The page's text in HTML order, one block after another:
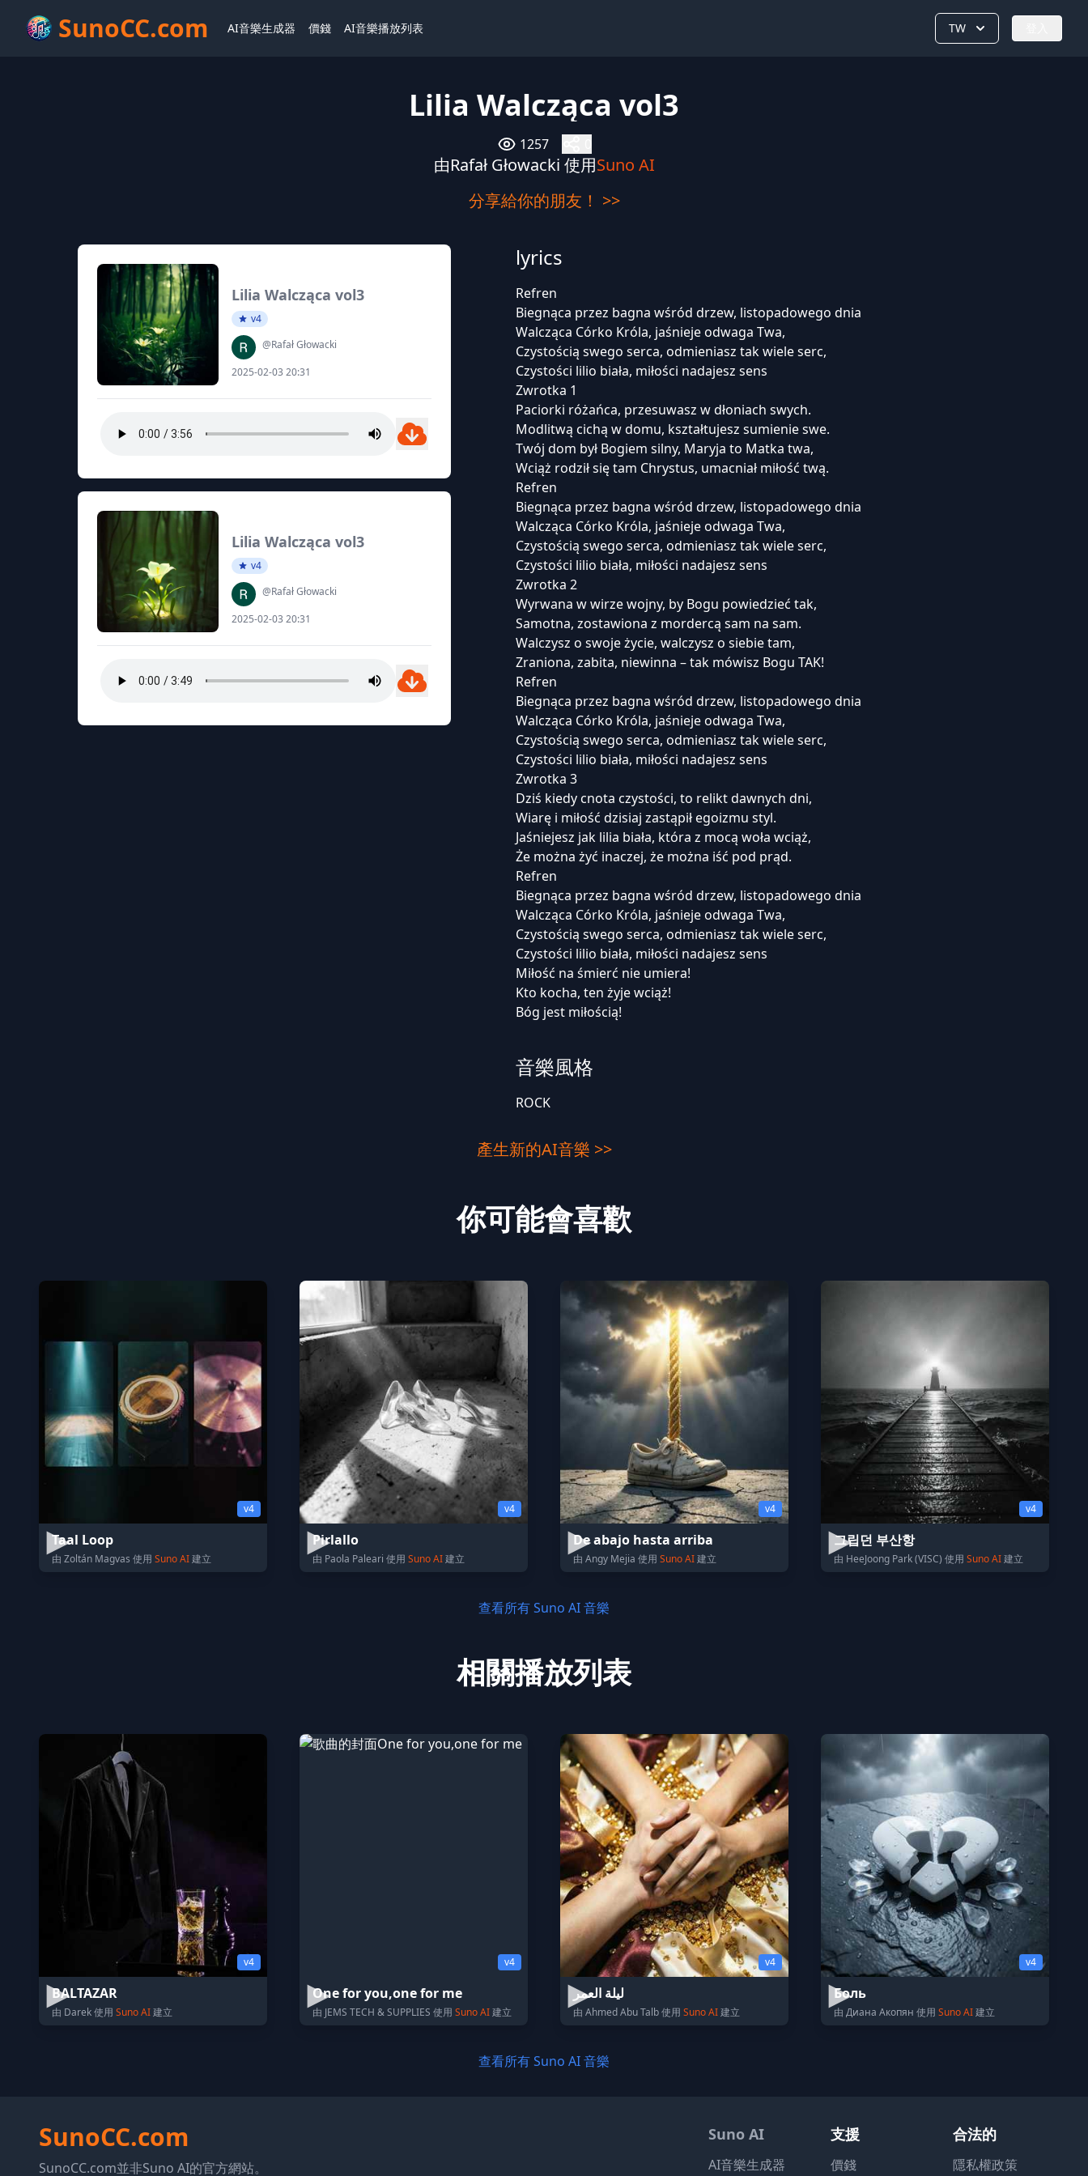
SunoCC.com AI音樂生成器 價錢 AI音樂播放列表 TW
Lilia Walcząca vol3
1257
由Rafał Głowacki 使用Suno AI
分享給你的朋友！ >>
Lilia Walcząca vol3
v4
@Rafał Głowacki
2025-02-03 20:31
Lilia Walcząca vol3
v4
@Rafał Głowacki
2025-02-03 20:31
lyrics
Refren
Biegnąca przez bagna wśród drzew, listopadowego dnia
Walcząca Córko Króla, jaśnieje odwaga Twa,
Czystością swego serca, odmieniasz tak wiele serc,
Czystości lilio biała, miłości nadajesz sens
Zwrotka 1
Paciorki różańca, przesuwasz w dłoniach swych.
Modlitwą cichą w domu, kształtujesz sumienie swe.
Twój dom był Bogiem silny, Maryja to Matka twa,
Wciąż rodził się tam Chrystus, umacniał miłość twą.
Refren
Biegnąca przez bagna wśród drzew, listopadowego dnia
Walcząca Córko Króla, jaśnieje odwaga Twa,
Czystością swego serca, odmieniasz tak wiele serc,
Czystości lilio biała, miłości nadajesz sens
Zwrotka 2
Wyrwana w wirze wojny, by Bogu powiedzieć tak,
Samotna, zostawiona z mordercą sam na sam.
Walczysz o swoje życie, walczysz o siebie tam,
Zraniona, zabita, niewinna – tak mówisz Bogu TAK!
Refren
Biegnąca przez bagna wśród drzew, listopadowego dnia
Walcząca Córko Króla, jaśnieje odwaga Twa,
Czystością swego serca, odmieniasz tak wiele serc,
Czystości lilio biała, miłości nadajesz sens
Zwrotka 3
Dziś kiedy cnota czystości, to relikt dawnych dni,
Wiarę i miłość dzisiaj zastąpił egoizmu styl.
Jaśniejesz jak lilia biała, która z mocą woła wciąż,
Że można żyć inaczej, że można iść pod prąd.
Refren
Biegnąca przez bagna wśród drzew, listopadowego dnia
Walcząca Córko Króla, jaśnieje odwaga Twa,
Czystością swego serca, odmieniasz tak wiele serc,
Czystości lilio biała, miłości nadajesz sens
Miłość na śmierć nie umiera!
Kto kocha, ten żyje wciąż!
Bóg jest miłością!
音樂風格
ROCK
產生新的AI音樂 >>
你可能會喜歡
v4
Taal Loop
由 Zoltán Magvas 使用 Suno AI建立
v4
Pirlallo
由 Paola Paleari 使用 Suno AI建立
v4
De abajo hasta arriba
由 Angy Mejia 使用 Suno AI建立
v4
그립던 부산항
由 HeeJoong Park (VISC) 使用 Suno AI建立
查看所有 Suno AI 音樂
相關播放列表
v4
BALTAZAR
由 Darek 使用 Suno AI建立
v4
One for you,one for me
由 JEMS TECH & SUPPLIES 使用 Suno AI建立
v4
ليلة العمر
由 Ahmed Abu Talb 使用 Suno AI建立
v4
Боль
由 Диана Акопян 使用 Suno AI建立
查看所有 Suno AI 音樂
SunoCC.com
SunoCC.com並非Suno AI的官方網站。
Suno AI
AI音樂生成器
支援
價錢
合法的
隱私權政策